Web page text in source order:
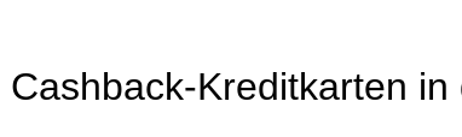
Kreditkarten